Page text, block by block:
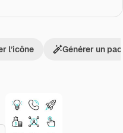
l’icône Générer un